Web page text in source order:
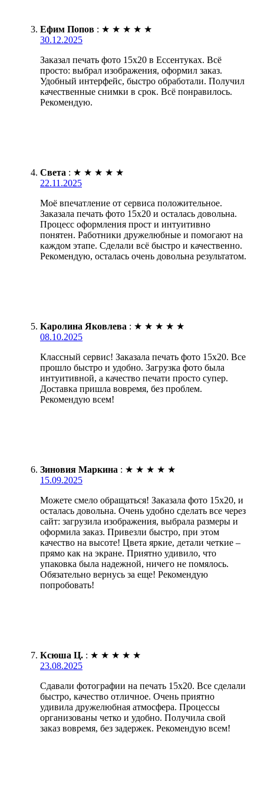
Ефим Попов : ★ ★ ★ ★ ★
30.12.2025
Заказал печать фото 15х20 в Ессентуках. Всё
просто: выбрал изображения, оформил заказ.
Удобный интерфейс, быстро обработали. Получил
качественные снимки в срок. Всё понравилось.
Рекомендую.
Света : ★ ★ ★ ★ ★
22.11.2025
Моё впечатление от сервиса положительное.
Заказала печать фото 15х20 и осталась довольна.
Процесс оформления прост и интуитивно
понятен. Работники дружелюбные и помогают на
каждом этапе. Сделали всё быстро и качественно.
Рекомендую, осталась очень довольна результатом.
Каролина Яковлева : ★ ★ ★ ★ ★
08.10.2025
Классный сервис! Заказала печать фото 15х20. Все
прошло быстро и удобно. Загрузка фото была
интуитивной, а качество печати просто супер.
Доставка пришла вовремя, без проблем.
Рекомендую всем!
Зиновия Маркина : ★ ★ ★ ★ ★
15.09.2025
Можете смело обращаться! Заказала фото 15х20, и
осталась довольна. Очень удобно сделать все через
сайт: загрузила изображения, выбрала размеры и
оформила заказ. Привезли быстро, при этом
качество на высоте! Цвета яркие, детали четкие –
прямо как на экране. Приятно удивило, что
упаковка была надежной, ничего не помялось.
Обязательно вернусь за еще! Рекомендую
попробовать!
Ксюша Ц. : ★ ★ ★ ★ ★
23.08.2025
Сдавали фотографии на печать 15х20. Все сделали
быстро, качество отличное. Очень приятно
удивила дружелюбная атмосфера. Процессы
организованы четко и удобно. Получила свой
заказ вовремя, без задержек. Рекомендую всем!